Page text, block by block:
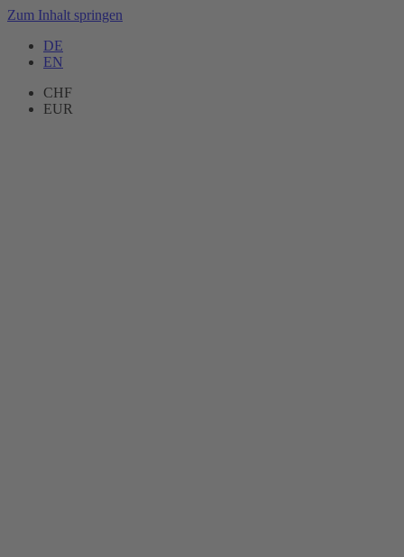
Zum Inhalt springen
DE
EN
CHF
EUR